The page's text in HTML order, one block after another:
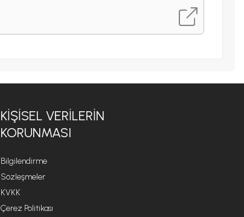
KİŞİSEL VERİLERİN
KORUNMASI
Bilgilendirme
Sözleşmeler
KVKK
Çerez Politikası